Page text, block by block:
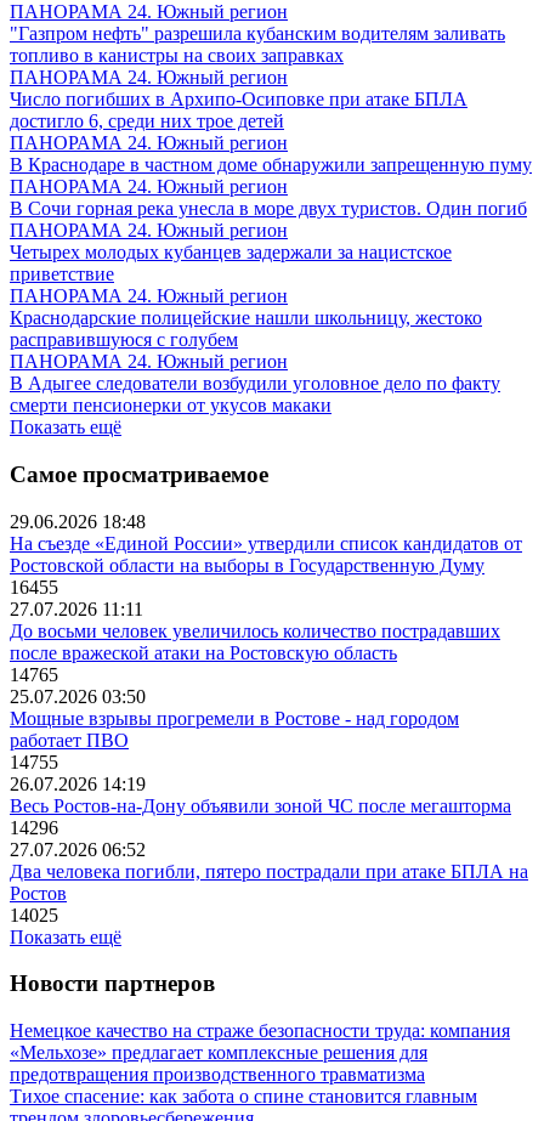
ПАНОРАМА 24. Южный регион
"Газпром нефть" разрешила кубанским водителям заливать
топливо в канистры на своих заправках
ПАНОРАМА 24. Южный регион
Число погибших в Архипо-Осиповке при атаке БПЛА
достигло 6, среди них трое детей
ПАНОРАМА 24. Южный регион
В Краснодаре в частном доме обнаружили запрещенную пуму
ПАНОРАМА 24. Южный регион
В Сочи горная река унесла в море двух туристов. Один погиб
ПАНОРАМА 24. Южный регион
Четырех молодых кубанцев задержали за нацистское
приветствие
ПАНОРАМА 24. Южный регион
Краснодарские полицейские нашли школьницу, жестоко
расправившуюся с голубем
ПАНОРАМА 24. Южный регион
В Адыгее следователи возбудили уголовное дело по факту
смерти пенсионерки от укусов макаки
Показать ещё
Самое просматриваемое
29.06.2026 18:48
На съезде «Единой России» утвердили список кандидатов от
Ростовской области на выборы в Государственную Думу
16455
27.07.2026 11:11
До восьми человек увеличилось количество пострадавших
после вражеской атаки на Ростовскую область
14765
25.07.2026 03:50
Мощные взрывы прогремели в Ростове - над городом
работает ПВО
14755
26.07.2026 14:19
Весь Ростов-на-Дону объявили зоной ЧС после мегашторма
14296
27.07.2026 06:52
Два человека погибли, пятеро пострадали при атаке БПЛА на
Ростов
14025
Показать ещё
Новости партнеров
Немецкое качество на страже безопасности труда: компания
«Мельхозе» предлагает комплексные решения для
предотвращения производственного травматизма
Тихое спасение: как забота о спине становится главным